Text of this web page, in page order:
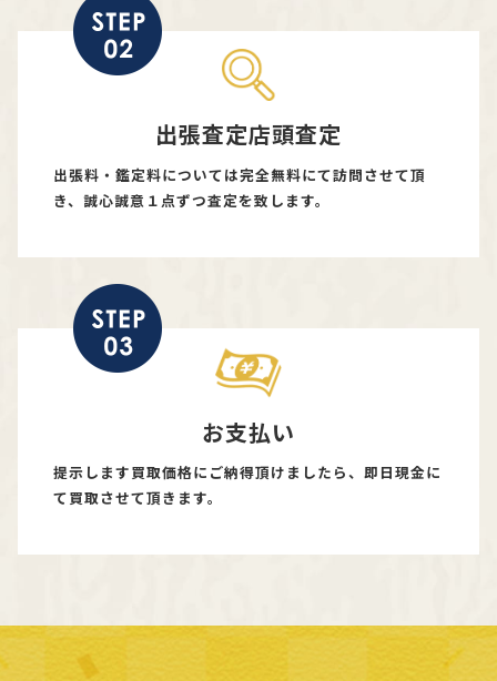
出張査定店頭査定
出張料・鑑定料については完全無料にて訪問させて頂
き、誠心誠意１点ずつ査定を致します。
お支払い
提示します買取価格にご納得頂けましたら、即日現金に
て買取させて頂きます。